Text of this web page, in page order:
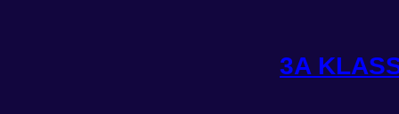
3A